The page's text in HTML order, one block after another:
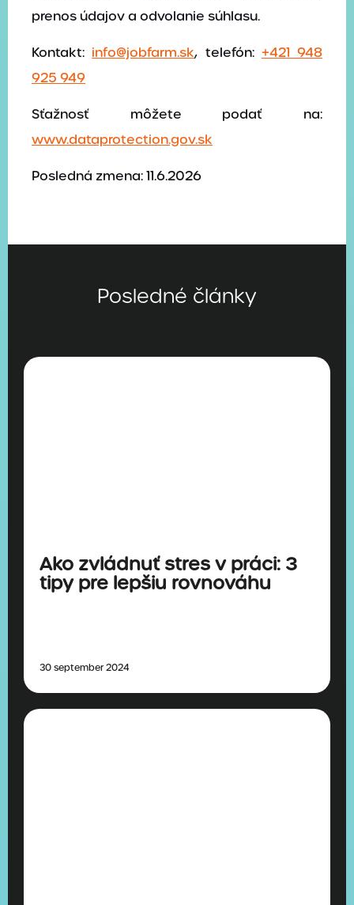
prenos údajov a odvolanie súhlasu.
Kontakt: info@jobfarm.sk, telefón: +421 948
925 949
Sťažnosť môžete podať na:
www.dataprotection.gov.sk
Posledná zmena:11.6.2026
Posledné články
Ako zvládnuť stres v práci: 3
tipy pre lepšiu rovnováhu
30 september 2024